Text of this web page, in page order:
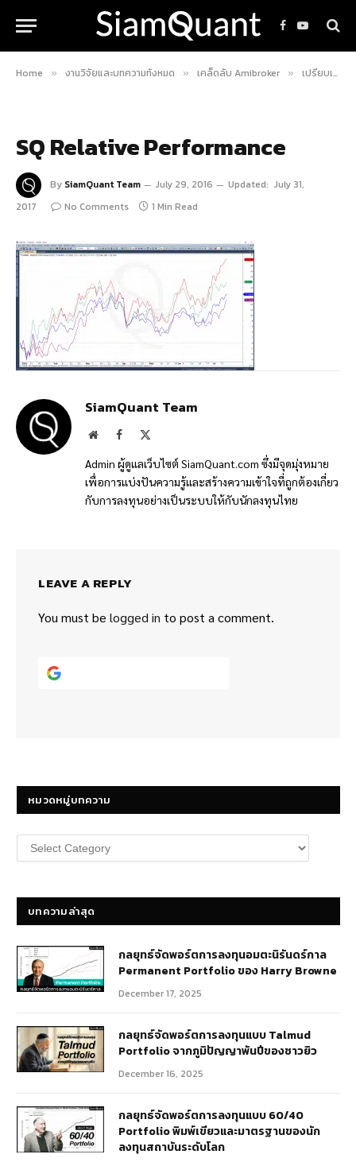
Facebook
YouTube
Home » งานวิจัยและบทความทั้งหมด » เคล็ดลับ Amibroker » เปรียบเทียบความแข็งแกร่งของหุ้นด้วย Relative Performance
SQ Relative Performance
By SiamQuant Team July 29, 2016 Updated: July 31,
2017
No Comments 1 Min Read
SiamQuant Team
WebsiteFacebook
Admin ผู้ดูแลเว็บไซต์ SiamQuant.com ซึ่งมีจุดมุ่งหมาย
เพื่อการแบ่งปันความรู้และสร้างความเข้าใจที่ถูกต้องเกี่ยว
กับการลงทุนอย่างเป็นระบบให้กับนักลงทุนไทย
LEAVE A REPLY
You must be logged in to post a comment.
หมวดหมู่บทความ
หมวด
หมู่
บทความล่าสุด
กลยุทธ์​จัดพอร์ตการลงทุนอมตะนิรันดร์กาล
Permanent Portfolio ของ Harry Browne
December 17, 2025
กลยุทธ์จัดพอร์ตการลงทุนแบบ Talmud
Portfolio จากภูมิปัญญาพันปีของชาวยิว
December 16, 2025
กลยุทธ์จัดพอร์ตการลงทุนแบบ 60/40
Portfolio พิมพ์เขียวและมาตรฐานของนัก
ลงทุนสถาบันระดับโลก